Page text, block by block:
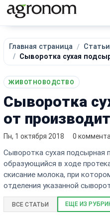
Главная страница Статьи
Сыворотка сухая
ЖИВОТНОВОДСТВО
Сыворотка
от
Пн, 1 октября 2018 0
Сыворотка сухая подсырная
образующийся в ходе
скисание молока, при
отделения указанной
ВСЕ СТАТЬИ ЕЩЕ ИЗ